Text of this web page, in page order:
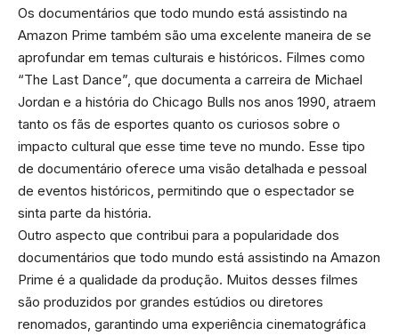
Os documentários que todo mundo está assistindo na
Amazon Prime também são uma excelente maneira de se
aprofundar em temas culturais e históricos. Filmes como
“The Last Dance”, que documenta a carreira de Michael
Jordan e a história do Chicago Bulls nos anos 1990, atraem
tanto os fãs de esportes quanto os curiosos sobre o
impacto cultural que esse time teve no mundo. Esse tipo
de documentário oferece uma visão detalhada e pessoal
de eventos históricos, permitindo que o espectador se
sinta parte da história.
Outro aspecto que contribui para a popularidade dos
documentários que todo mundo está assistindo na Amazon
Prime é a qualidade da produção. Muitos desses filmes
são produzidos por grandes estúdios ou diretores
renomados, garantindo uma experiência cinematográfica